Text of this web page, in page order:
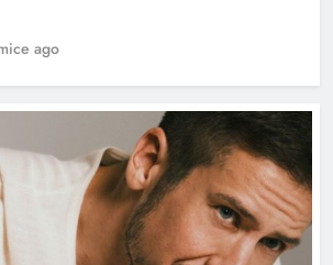
“Publika me vratila pjesmama
zaboravila”
ago